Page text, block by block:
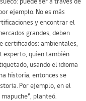
puede ser a través de
ejemplo. No es más
y encontrar el
grandes, deben
certificados: ambientales,
experto, quien también
usando el idioma
historia, entonces se
Por ejemplo, en el
planteó.